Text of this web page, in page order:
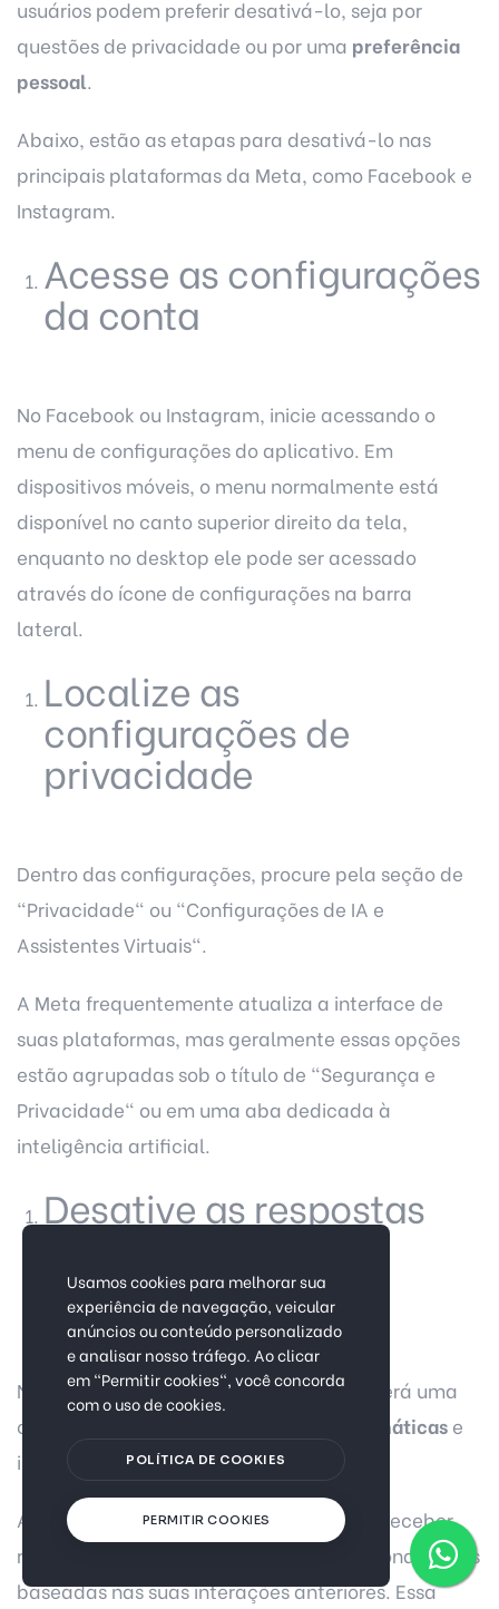
usuários podem preferir desativá-lo, seja por
questões de privacidade ou por uma preferência
pessoal.
Abaixo, estão as etapas para desativá-lo nas
principais plataformas da Meta, como Facebook e
Instagram.
Acesse as configurações
da conta
No Facebook ou Instagram, inicie acessando o
menu de configurações do aplicativo. Em
dispositivos móveis, o menu normalmente está
disponível no canto superior direito da tela,
enquanto no desktop ele pode ser acessado
através do ícone de configurações na barra
lateral.
Localize as
configurações de
privacidade
Dentro das configurações, procure pela seção de
"Privacidade" ou "Configurações de IA e
Assistentes Virtuais".
A Meta frequentemente atualiza a interface de
suas plataformas, mas geralmente essas opções
estão agrupadas sob o título de "Segurança e
Privacidade" ou em uma aba dedicada à
inteligência artificial.
Desative as respostas
personalizadas
Na seção de configurações de IA, você verá uma
opção para
desativar as respostas automáticas e
interações personalizadas do Meta AI.
Ao desativar esta função, você deixa de receber
respostas automáticas e sugestões personalizadas
baseadas nas suas interações anteriores. Essa
Usamos cookies para melhorar sua
experiência de navegação, veicular
anúncios ou conteúdo personalizado
e analisar nosso tráfego. Ao clicar
em "Permitir cookies", você concorda
com o uso de cookies.
POLÍTICA DE COOKIES
PERMITIR COOKIES